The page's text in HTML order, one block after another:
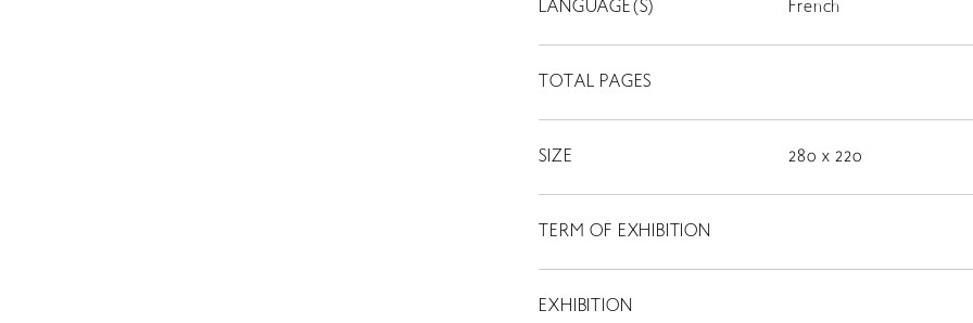
LIBRARY
LANGUAGE(S) French
TOTAL PAGES
SIZE 280 x 220
TERM OF EXHIBITION
EXHIBITION